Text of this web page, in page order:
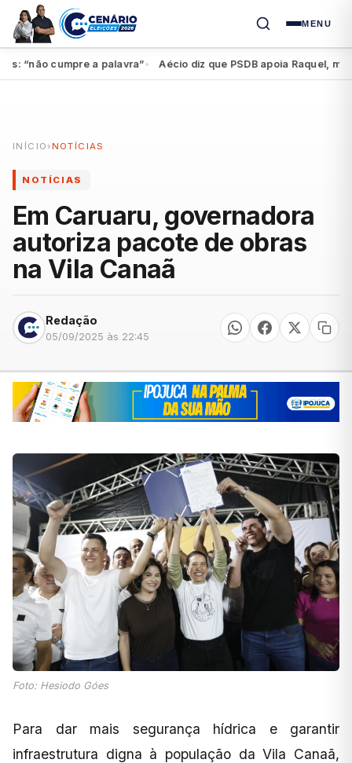
MENU
cumpre a palavra”● Aécio diz que PSDB apoia Raquel, mas
INÍCIO › NOTÍCIAS
NOTÍCIAS
Em Caruaru, governadora
autoriza pacote de obras
na Vila Canaã
Redação
05/09/2025 às 22:45
Foto: Hesiodo Góes
Para dar mais segurança hídrica e garantir
infraestrutura digna à população da Vila Canaã,